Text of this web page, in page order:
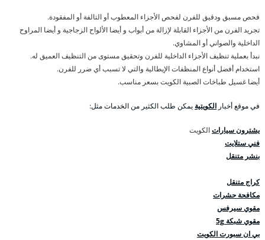
فحص مسبق ودقيق للفرن لفحص الأجزاء المعطوب أو التالفة أو المفقودة.
تجريد الفرن من الأجزاء القابلة لإزالة من أبواب و أيضا الألواح الزجاجية و أيضا المراوح
الداخلية والصواني أو المشاوي.
نبدأ بعملية تنظيف الأجزاء الداخلية للفرن وتحقيق مستوى من التنظيف العميق له.
استخدام أفضل أنواع المنظفات الإيطالية والتي لا تسبب أي ضرر للفرن.
أيضا غسيل طباخات الصبية الكويت بسعر مناسب.
في موقع أخبار الكويتية يمكن طلب الكثير من الخدمات مثل:
يشترون سياراتالكويت
فني ستلايت
بنشر متنقل
كراج متنقل
مكافحة حشرات
مقوي سيرفس
مقوي شبكة 5g
بي ان سبورت الكويت